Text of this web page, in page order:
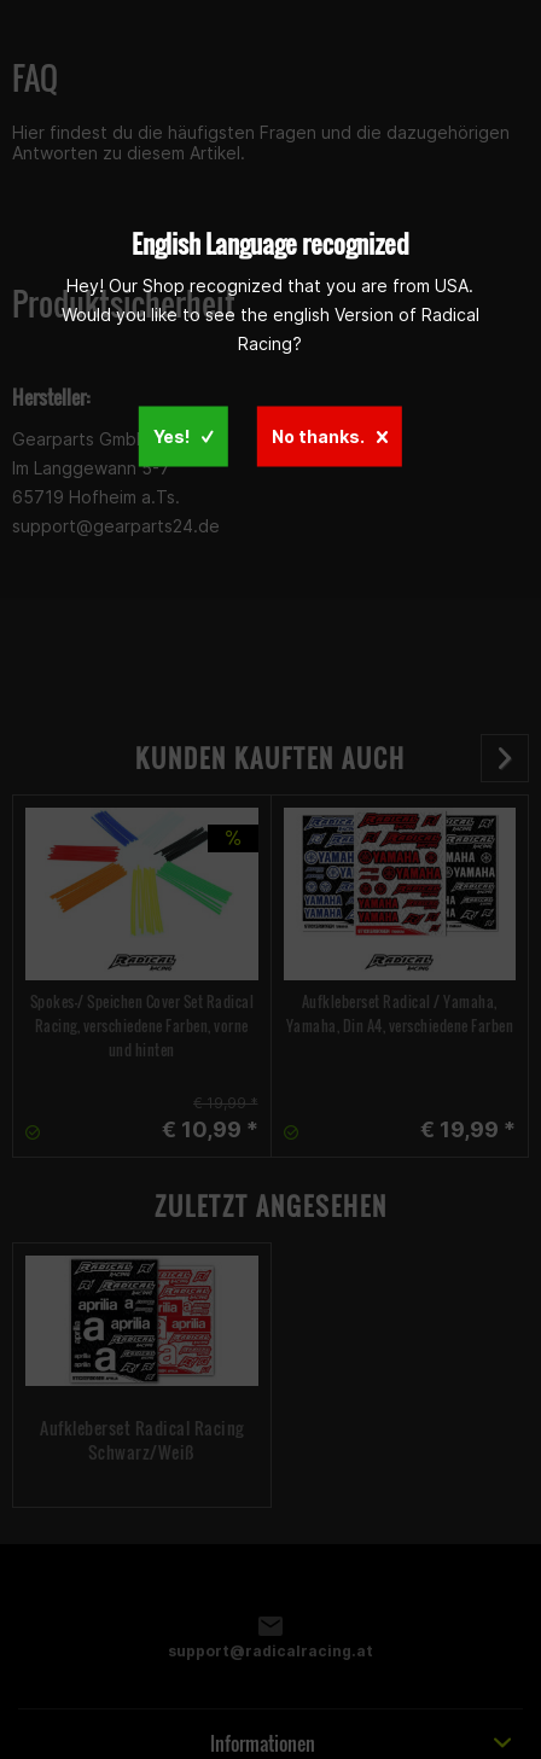
FAQ
Hier findest du die häufigsten Fragen und die dazugehörigen
Antworten zu diesem Artikel.
Produktsicherheit
Hersteller:
Gearparts GmbH
Im Langgewann 5-7
65719 Hofheim a.Ts.
support@gearparts24.de
KUNDEN KAUFTEN AUCH
Spokes-/ Speichen Cover Set Radical
Racing, verschiedene Farben, vorne
und hinten
€ 19,99 *
€ 10,99 *
Aufkleberset Radical / Yamaha,
Yamaha, Din A4, verschiedene Farben
€ 19,99 *
ZULETZT ANGESEHEN
Aufkleberset Radical Racing
Schwarz/Weiß
support@radicalracing.at
Informationen
English Language recognized
Hey! Our Shop recognized that you are from USA.
Would you like to see the english Version of Radical
Racing?
Yes! No thanks.